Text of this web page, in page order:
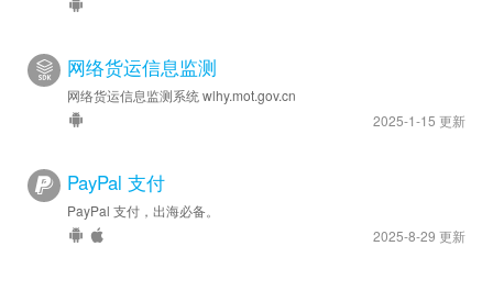
网络货运信息监测
网络货运信息监测系统 wlhy.mot.gov.cn
2025-1-15 更新
PayPal 支付
PayPal 支付，出海必备。
2025-8-29 更新